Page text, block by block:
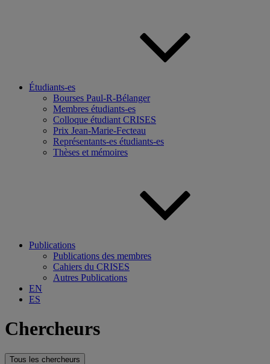
Étudiants-es
Bourses Paul-R-Bélanger
Membres étudiants-es
Colloque étudiant CRISES
Prix Jean-Marie-Fecteau
Représentants-es étudiants-es
Thèses et mémoires
Publications
Publications des membres
Cahiers du CRISES
Autres Publications
EN
ES
Chercheurs
Tous les chercheurs